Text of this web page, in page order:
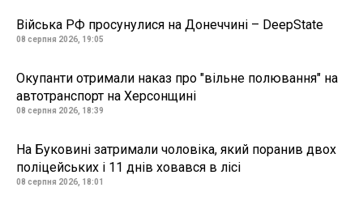
Війська РФ просунулися на Донеччині – DeepState
08 серпня 2026, 19:05
Окупанти отримали наказ про "вільне полювання" на
автотранспорт на Херсонщині
08 серпня 2026, 18:39
На Буковині затримали чоловіка, який поранив двох
поліцейських і 11 днів ховався в лісі
08 серпня 2026, 18:01